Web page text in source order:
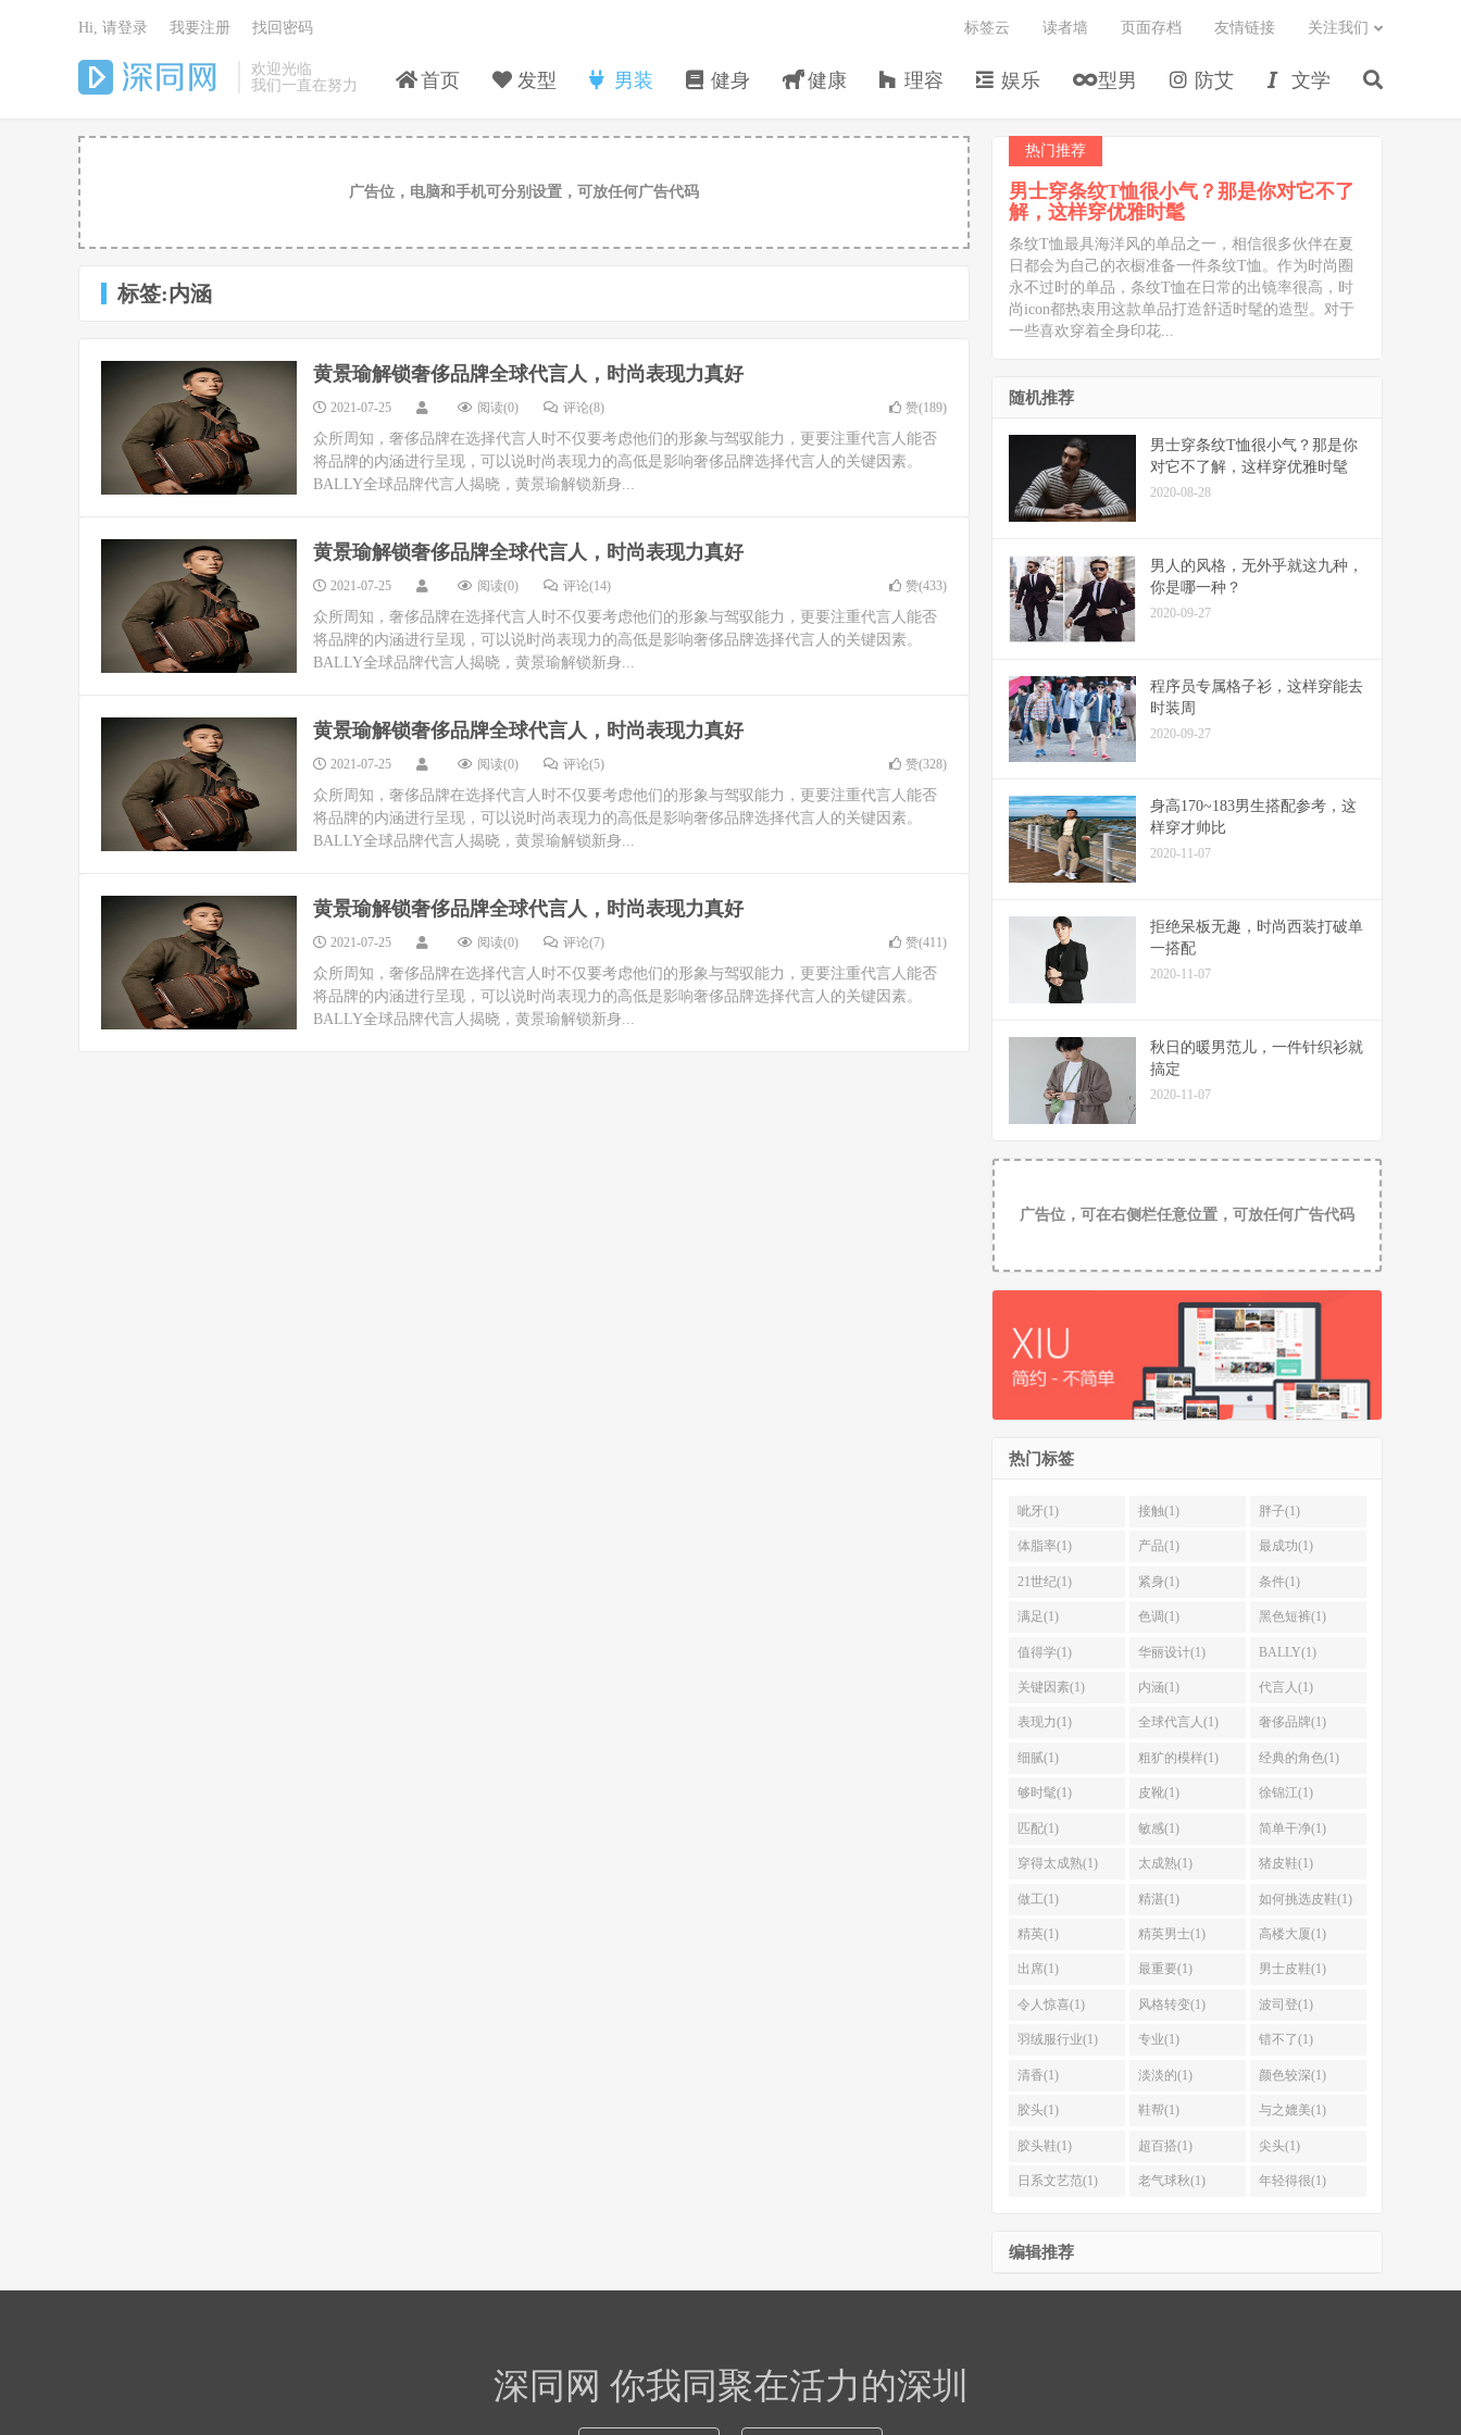
欢迎光临
我们一直在努力
首页 发型 男装 健身 健康 理容 娱乐 型男 防艾 文学
标签云 读者墙 页面存档 友情链接 关注我们
Hi, 请登录 我要注册 找回密码
广告位，电脑和手机可分别设置，可放任何广告代码
标签:内涵
黄景瑜解锁奢侈品牌全球代言人，时尚表现力真好
2021-07-25 阅读(0) 评论(8) 赞(189)
众所周知，奢侈品牌在选择代言人时不仅要考虑他们的形象与驾驭能力，更要注重代言人能否
将品牌的内涵进行呈现，可以说时尚表现力的高低是影响奢侈品牌选择代言人的关键因素。
BALLY全球品牌代言人揭晓，黄景瑜解锁新身...
黄景瑜解锁奢侈品牌全球代言人，时尚表现力真好
2021-07-25 阅读(0) 评论(14) 赞(433)
众所周知，奢侈品牌在选择代言人时不仅要考虑他们的形象与驾驭能力，更要注重代言人能否
将品牌的内涵进行呈现，可以说时尚表现力的高低是影响奢侈品牌选择代言人的关键因素。
BALLY全球品牌代言人揭晓，黄景瑜解锁新身...
黄景瑜解锁奢侈品牌全球代言人，时尚表现力真好
2021-07-25 阅读(0) 评论(5) 赞(328)
众所周知，奢侈品牌在选择代言人时不仅要考虑他们的形象与驾驭能力，更要注重代言人能否
将品牌的内涵进行呈现，可以说时尚表现力的高低是影响奢侈品牌选择代言人的关键因素。
BALLY全球品牌代言人揭晓，黄景瑜解锁新身...
黄景瑜解锁奢侈品牌全球代言人，时尚表现力真好
2021-07-25 阅读(0) 评论(7) 赞(411)
众所周知，奢侈品牌在选择代言人时不仅要考虑他们的形象与驾驭能力，更要注重代言人能否
将品牌的内涵进行呈现，可以说时尚表现力的高低是影响奢侈品牌选择代言人的关键因素。
BALLY全球品牌代言人揭晓，黄景瑜解锁新身...
热门推荐
男士穿条纹T恤很小气？那是你对它不了
解，这样穿优雅时髦
条纹T恤最具海洋风的单品之一，相信很多伙伴在夏
日都会为自己的衣橱准备一件条纹T恤。作为时尚圈
永不过时的单品，条纹T恤在日常的出镜率很高，时
尚icon都热衷用这款单品打造舒适时髦的造型。对于
一些喜欢穿着全身印花...
随机推荐
男士穿条纹T恤很小气？那是你
对它不了解，这样穿优雅时髦
2020-08-28
男人的风格，无外乎就这九种，
你是哪一种？
2020-09-27
程序员专属格子衫，这样穿能去
时装周
2020-09-27
身高170~183男生搭配参考，这
样穿才帅比
2020-11-07
拒绝呆板无趣，时尚西装打破单
一搭配
2020-11-07
秋日的暖男范儿，一件针织衫就
搞定
2020-11-07
广告位，可在右侧栏任意位置，可放任何广告代码
热门标签
呲牙(1) 接触(1) 胖子(1)
体脂率(1) 产品(1) 最成功(1)
21世纪(1) 紧身(1) 条件(1)
满足(1) 色调(1) 黑色短裤(1)
值得学(1) 华丽设计(1) BALLY(1)
关键因素(1) 内涵(1) 代言人(1)
表现力(1) 全球代言人(1) 奢侈品牌(1)
细腻(1) 粗犷的模样(1) 经典的角色(1)
够时髦(1) 皮靴(1) 徐锦江(1)
匹配(1) 敏感(1) 简单干净(1)
穿得太成熟(1) 太成熟(1) 猪皮鞋(1)
做工(1) 精湛(1) 如何挑选皮鞋(1)
精英(1) 精英男士(1) 高楼大厦(1)
出席(1) 最重要(1) 男士皮鞋(1)
令人惊喜(1) 风格转变(1) 波司登(1)
羽绒服行业(1) 专业(1) 错不了(1)
清香(1) 淡淡的(1) 颜色较深(1)
胶头(1) 鞋帮(1) 与之媲美(1)
胶头鞋(1) 超百搭(1) 尖头(1)
日系文艺范(1) 老气球秋(1) 年轻得很(1)
编辑推荐
深同网 你我同聚在活力的深圳